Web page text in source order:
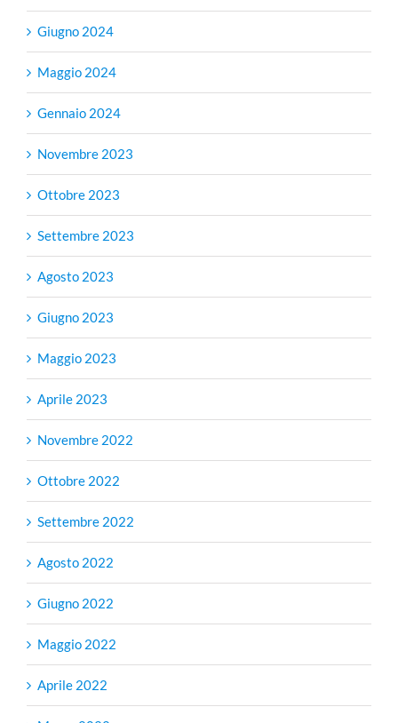
Giugno 2024
Maggio 2024
Gennaio 2024
Novembre 2023
Ottobre 2023
Settembre 2023
Agosto 2023
Giugno 2023
Maggio 2023
Aprile 2023
Novembre 2022
Ottobre 2022
Settembre 2022
Agosto 2022
Giugno 2022
Maggio 2022
Aprile 2022